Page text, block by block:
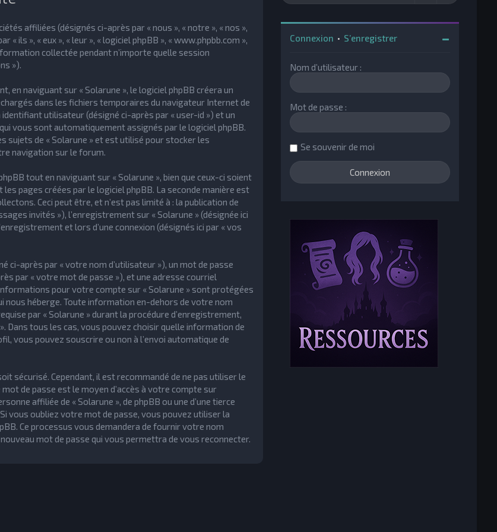
affiliées (désignés ci-après par « nous », « notre », « nos »,
ils », « eux », « leur », « logiciel phpBB », « www.phpbb.com »,
collectée pendant n’importe quelle session
»).
en naviguant sur « Solarune », le logiciel phpBB créera un
dans les fichiers temporaires du navigateur Internet de
utilisateur (désigné ci-après par « user-id ») et un
vous sont automatiquement assignés par le logiciel phpBB.
sujets de « Solarune » et est utilisé pour stocker les
navigation sur le forum.
tout en naviguant sur « Solarune », bien que ceux-ci soient
pages créées par le logiciel phpBB. La seconde manière est
Ceci peut être, et n’est pas limité à : la publication de
invités »), l’enregistrement sur « Solarune » (désignée ici
et lors d’une connexion (désignés ici par « vos
ci-après par « votre nom d’utilisateur »), un mot de passe
par « votre mot de passe »), et une adresse courriel
pour votre compte sur « Solarune » sont protégées
nous héberge. Toute information en-dehors de votre nom
par « Solarune » durant la procédure d’enregistrement,
Dans tous les cas, vous pouvez choisir quelle information de
vous pouvez souscrire ou non à l’envoi automatique de
sécurisé. Cependant, il est recommandé de ne pas utiliser le
de passe est le moyen d’accès à votre compte sur
affiliée de « Solarune », de phpBB ou une d’une tierce
vous oubliez votre mot de passe, vous pouvez utiliser la
Ce processus vous demandera de fournir votre nom
mot de passe qui vous permettra de vous reconnecter.
Connexion • S’enregistrer
Nom d’utilisateur :
Mot de passe :
Se souvenir de moi